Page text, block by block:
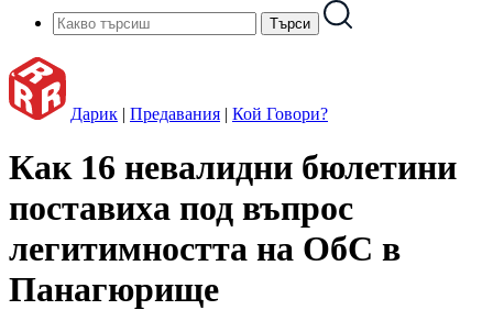
Дарик | Предавания | Кой Говори?
Как 16 невалидни бюлетини
поставиха под въпрос
легитимността на ОбС в
Панагюрище